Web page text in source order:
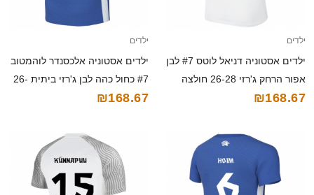
ילדים
ילדים אסטוניה דניאל לוטס #7 לבן
אפור הרחק ג'רזי 26-28 חולצה
קצרה
₪168.67
ילדים
ילדים אסטוניה אלכסנדר לוהמטוב
#7 כחול כהה לבן ג'רזי ביתית 26-
28 חולצה קצרה
₪168.67